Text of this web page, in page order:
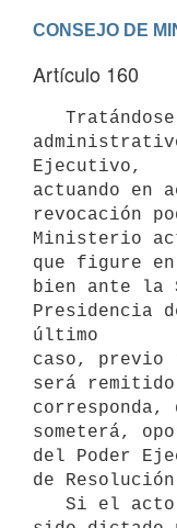
CONSEJO DE
Artículo 160
Ejecutivo,
actuando en
revocación
Ministerio
que figure
bien ante la
Presidencia
último
caso, previo
será
corresponda,
someterá,
del Poder
de